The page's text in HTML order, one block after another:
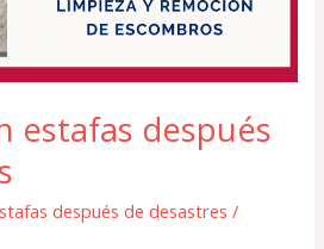
estafas después
después de desastres /